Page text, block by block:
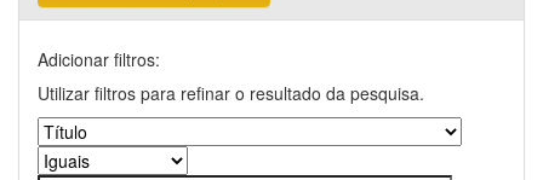
Adicionar filtros:
Utilizar filtros para refinar o resultado da pesquisa.